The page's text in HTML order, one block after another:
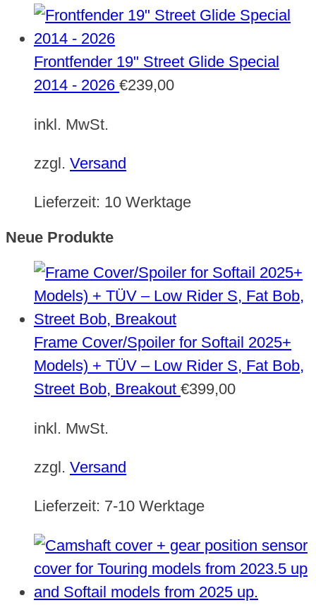
Frontfender 19" Street Glide Special
2014 - 2026 €239,00
inkl. MwSt.
zzgl. Versand
Lieferzeit: 10 Werktage
Neue Produkte
Frame Cover/Spoiler for Softail 2025+
Models) + TÜV – Low Rider S, Fat Bob,
Street Bob, Breakout €399,00
inkl. MwSt.
zzgl. Versand
Lieferzeit: 7-10 Werktage